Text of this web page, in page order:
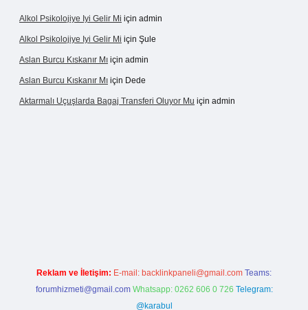
Alkol Psikolojiye Iyi Gelir Mi için admin
Alkol Psikolojiye Iyi Gelir Mi için Şule
Aslan Burcu Kıskanır Mı için admin
Aslan Burcu Kıskanır Mı için Dede
Aktarmalı Uçuşlarda Bagaj Transferi Oluyor Mu için admin
Reklam ve İletişim: E-mail: backlinkpaneli@gmail.com Teams:
forumhizmeti@gmail.com Whatsapp: 0262 606 0 726 Telegram:
@karabul